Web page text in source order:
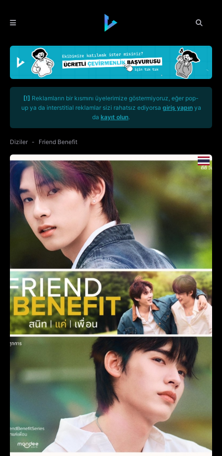
[!] Reklamların bir kısmını üyelerimize göstermiyoruz, eğer pop-
up ya da interstitial reklamlar sizi rahatsız ediyorsa giriş yapınya
da kayıt olun.
Diziler Friend Benefit